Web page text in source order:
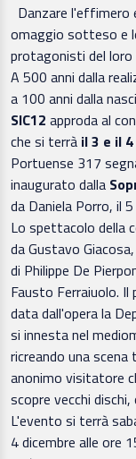
Danzare l'effimero
omaggio sotteso e
protagonisti del
A 500 anni dalla
a 100 anni dalla
SIC12 approda al
che si terrà il 3 e il
Portuense 317
inaugurato dalla
da Daniela Porro, il
Lo spettacolo della
da Gustavo
di Philippe De
Fausto Ferraiuolo.
data dall'opera la
si innesta nel
ricreando una
anonimo visitatore
scopre vecchi
L'evento si terrà
4 dicembre alle ore